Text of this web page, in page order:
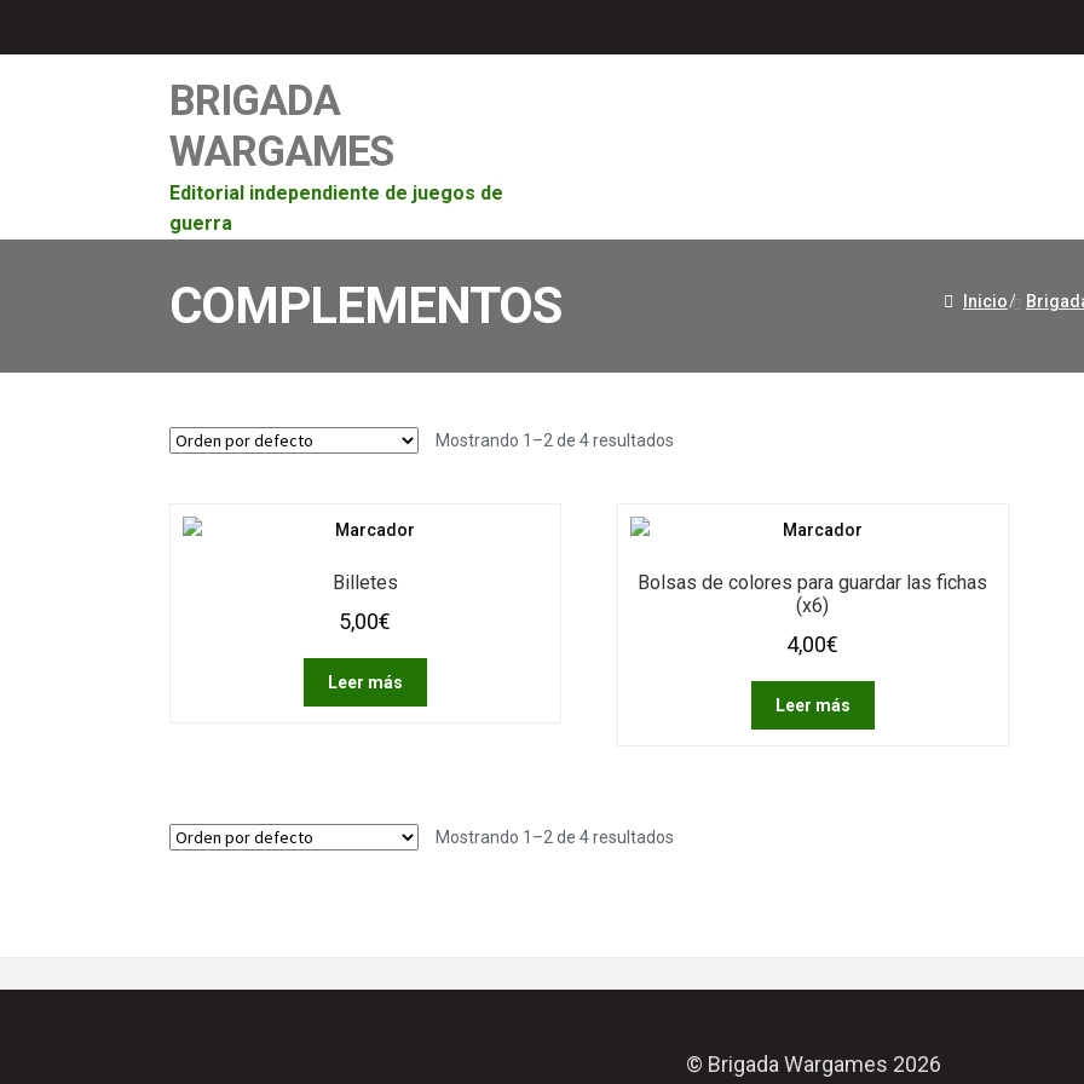
BRIGADA
WARGAMES
Editorial independiente de juegos de
guerra
COMPLEMENTOS Inicio/
Mostrando 1–2 de 4 resultados
Billetes
5,00€
Leer más
Bolsas de colores para guardar las fichas
(x6)
4,00€
Leer más
Mostrando 1–2 de 4 resultados
© Brigada Wargames 2026